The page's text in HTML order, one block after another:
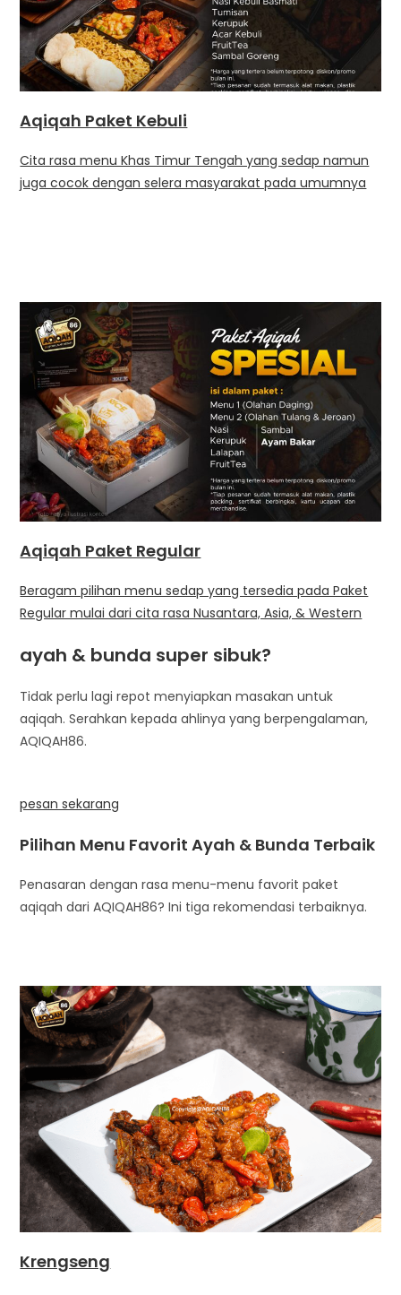
Aqiqah Paket Kebuli
Cita rasa menu Khas Timur Tengah yang sedap namun
juga cocok dengan selera masyarakat pada umumnya
Aqiqah Paket Regular
Beragam pilihan menu sedap yang tersedia pada Paket
Regular mulai dari cita rasa Nusantara, Asia, & Western
ayah & bunda super sibuk?
Tidak perlu lagi repot menyiapkan masakan untuk
aqiqah. Serahkan kepada ahlinya yang berpengalaman,
AQIQAH86.
pesan sekarang
Pilihan Menu Favorit Ayah & Bunda Terbaik
Penasaran dengan rasa menu-menu favorit paket
aqiqah dari AQIQAH86? Ini tiga rekomendasi terbaiknya.
Krengseng